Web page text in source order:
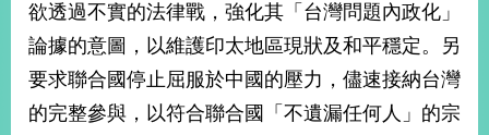
欲透過不實的法律戰，強化其「台灣問題內政化」
論據的意圖，以維護印太地區現狀及和平穩定。另
要求聯合國停止屈服於中國的壓力，儘速接納台灣
的完整參與，以符合聯合國「不遺漏任何人」的宗